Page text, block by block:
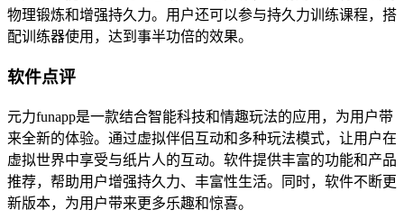
物理锻炼和增强持久力。用户还可以参与持久力训练课程，搭
配训练器使用，达到事半功倍的效果。
软件点评
元力funapp是一款结合智能科技和情趣玩法的应用，为用户带
来全新的体验。通过虚拟伴侣互动和多种玩法模式，让用户在
虚拟世界中享受与纸片人的互动。软件提供丰富的功能和产品
推荐，帮助用户增强持久力、丰富性生活。同时，软件不断更
新版本，为用户带来更多乐趣和惊喜。